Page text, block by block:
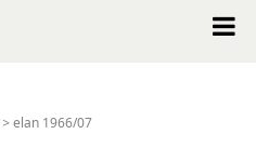
>elan 1966/07